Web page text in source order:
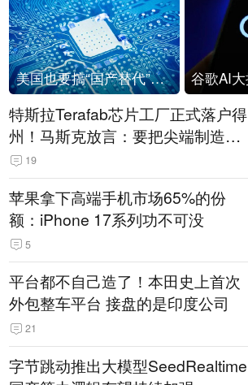
美国也要搞“国产替代”？先算清三笔账
特斯拉Terafab芯片工厂正式落户得
州！马斯克放言：要把尖端制造带
回美国
19
苹果拿下高端手机市场65%的份
额：iPhone 17系列功不可没
5
平台都不自己造了！本田史上首次
外包整车平台 接盘的是印度公司
21
字节跳动推出大模型SeedRealtime